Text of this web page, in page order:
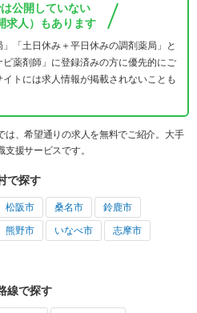
公開していない
求人）もあります
」「土日休み＋平日休みの調剤薬局」と
薬剤師」に登録済みの方に優先的にご
トには求人情報が掲載されないことも
は、希望通りの求人を無料でご紹介。大手
援サービスです。
で探す
松阪市 桑名市 鈴鹿市
熊野市 いなべ市 志摩市
線で探す